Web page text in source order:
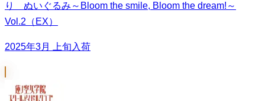
り ぬいぐるみ～Bloom the smile, Bloom the dream!～
Vol.2（EX）
2025年3月 上旬入荷